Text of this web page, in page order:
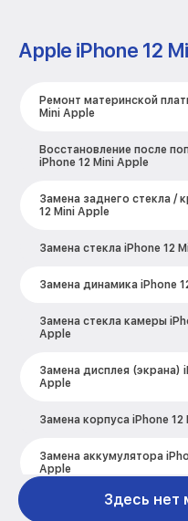
Apple iPhone 12
Ремонт материнской
Mini Apple
Восстановление после
iPhone 12 Mini Apple
Замена заднего стекла /
12 Mini Apple
Замена стекла iPhone 12
Замена динамика iPhone
Замена стекла камеры
Apple
Замена дисплея (экрана)
Apple
Замена корпуса iPhone 12
Замена аккумулятора
Apple
Замена разъема зарядки
Здесь нет